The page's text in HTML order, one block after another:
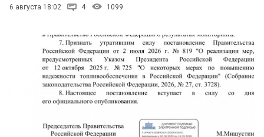
6 августа 18:02 4 1099